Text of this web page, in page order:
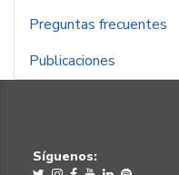
Preguntas frecuentes
Publicaciones
Síguenos: